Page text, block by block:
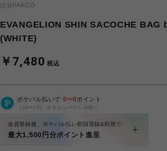
渋谷PARCO
EVANGELION SHIN SACOCHE BAG
(WHITE)
￥7,480 税込
ポケパル払いで 0〜0ポイント
（1P=1円）※キャンペーン分除く
会員登録後、ポケパル払い初回登録&利用で
最大1,500円分ポイント進呈